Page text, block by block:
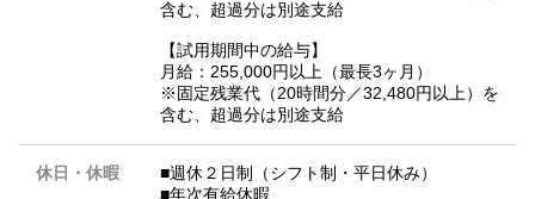
含む、超過分は別途支給
【試用期間中の給与】
月給：255,000円以上（最長3ヶ月）
※固定残業代（20時間分／32,480円以上）を
含む、超過分は別途支給
休日・休暇
■週休２日制（シフト制・平日休み）
■年次有給休暇